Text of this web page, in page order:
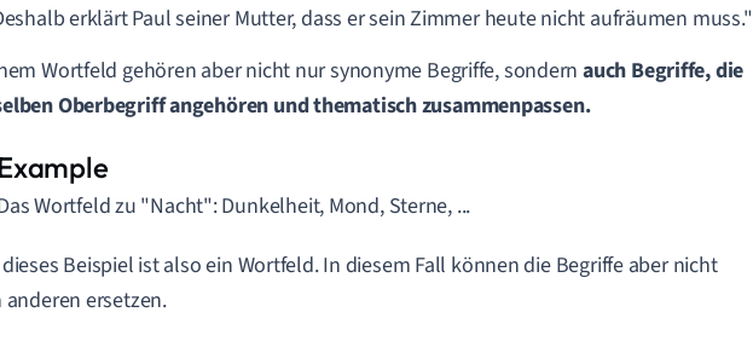
erklärt Paul seiner Mutter, dass er sein Zimmer heute nicht aufräumen muss."
Wortfeld gehören aber nicht nur synonyme Begriffe, sondernauch Begriffe, die
Oberbegriff angehören und thematisch zusammenpassen.
Wortfeld zu "Nacht": Dunkelheit, Mond, Sterne, ...
Beispiel ist also ein Wortfeld. In diesem Fall können die Begriffe aber nicht
anderen ersetzen.